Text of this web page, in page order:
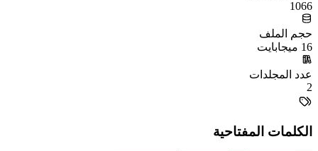
1066
حجم الملف
16 ميجابايت
عدد المجلدات
2
الكلمات المفتاحية